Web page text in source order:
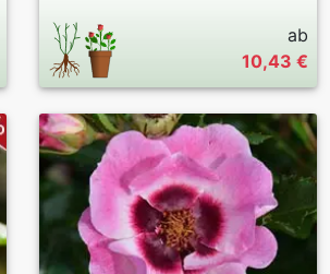
ab
10,43 €